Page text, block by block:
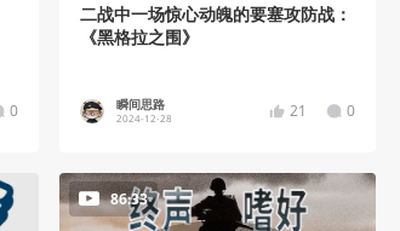
0
二战中一场惊心动魄的要塞攻防战：
《黑格拉之围》
瞬间思路
2024-12-28 21 0
86:33